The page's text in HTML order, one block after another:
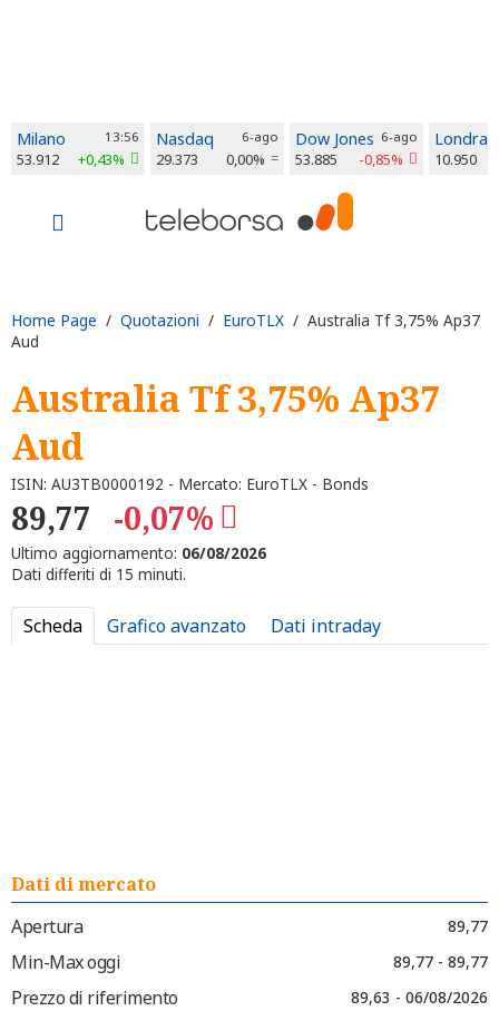
Milano 13:56
53.912 +0,43%
Nasdaq 6-ago
29.373 0,00%
Dow Jones 6-ago
53.885 -0,85%
Londra
10.950
Home Page / Quotazioni / EuroTLX / Australia Tf 3,75% Ap37
Aud
Australia Tf 3,75% Ap37
Aud
ISIN: AU3TB0000192 - Mercato: EuroTLX - Bonds
89,77 -0,07%
Ultimo aggiornamento: 06/08/2026
Dati differiti di 15 minuti.
Scheda Grafico avanzato Dati intraday
Dati di mercato
Apertura
89,77
Min-Max oggi 89,77 - 89,77
Prezzo di riferimento 89,63 - 06/08/2026